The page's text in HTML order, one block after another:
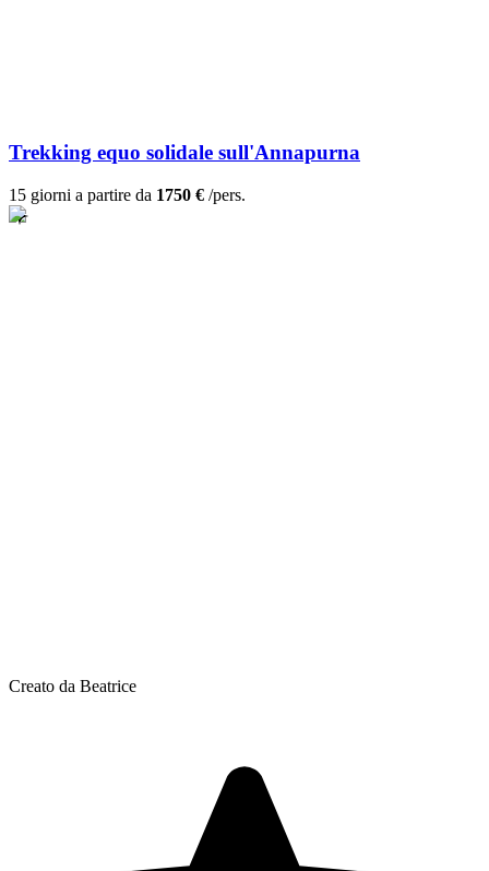
Trekking equo solidale sull'Annapurna
15 giorni a partire da 1750 € /pers.
Creato da Beatrice